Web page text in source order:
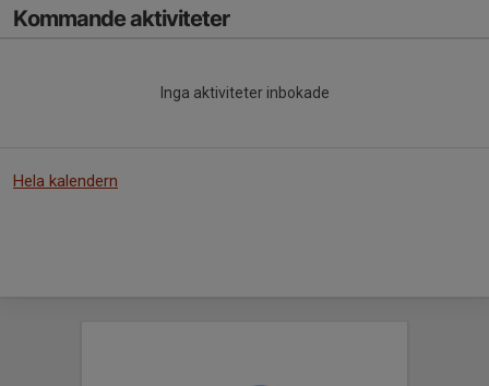
Kommande aktiviteter
Inga aktiviteter inbokade
Hela kalendern